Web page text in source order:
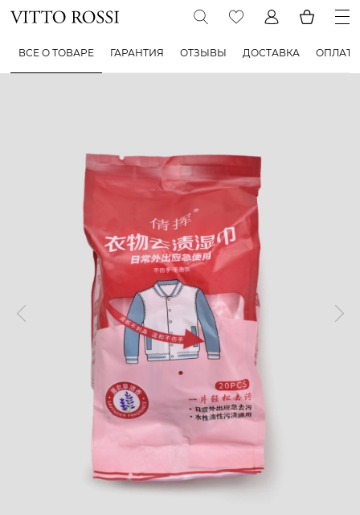
ВСЕ О ТОВАРЕ ГАРАНТИЯ ОТЗЫВЫ ДОСТАВКА ОПЛАТА